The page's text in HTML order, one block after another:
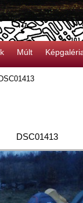
Múlt
DSC01413
DSC01413